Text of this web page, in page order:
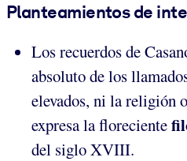
Planteamientos de
Los recuerdos de
absoluto de los
elevados, ni la religión
expresa la floreciente
del siglo XVIII.